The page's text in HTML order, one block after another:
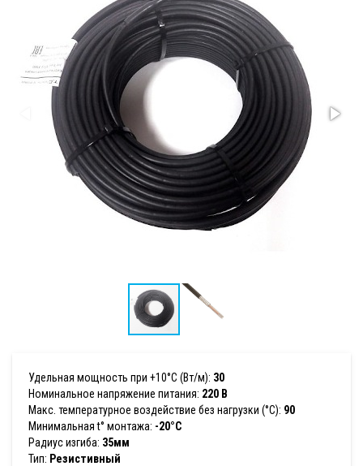
Удельная мощность при +10°С (Вт/м): 30
Номинальное напряжение питания: 220 В
Макс. температурное воздействие без нагрузки (°С): 90
Минимальная t° монтажа: -20°C
Радиус изгиба: 35мм
Тип: Резистивный